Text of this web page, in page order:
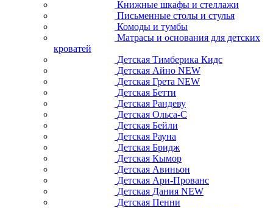
Книжные шкафы и стеллажи
Письменные столы и стулья
Комоды и тумбы
Матрасы и основания для детских
кроватей
Детская Тимберика Кидс
Детская Айно NEW
Детская Грета NEW
Детская Бетти
Детская Рандеву
Детская Ольса-С
Детская Бейли
Детская Рауна
Детская Бридж
Детская Кымор
Детская Авиньон
Детская Ари-Прованс
Детская Дания NEW
Детская Пенни